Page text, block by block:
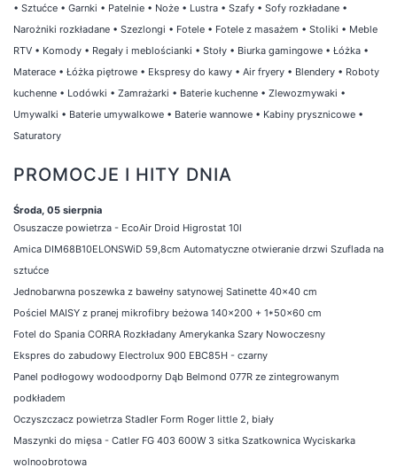
• Sztućce • Garnki • Patelnie • Noże • Lustra • Szafy • Sofy rozkładane •
Narożniki rozkładane • Szezlongi • Fotele • Fotele z masażem • Stoliki • Meble
RTV • Komody • Regały i meblościanki • Stoły • Biurka gamingowe • Łóżka •
Materace • Łóżka piętrowe • Ekspresy do kawy • Air fryery • Blendery • Roboty
kuchenne • Lodówki • Zamrażarki • Baterie kuchenne • Zlewozmywaki •
Umywalki • Baterie umywalkowe • Baterie wannowe • Kabiny prysznicowe •
Saturatory
PROMOCJE I HITY DNIA
Środa, 05 sierpnia
Osuszacze powietrza - EcoAir Droid Higrostat 10l
Amica DIM68B10ELONSWiD 59,8cm Automatyczne otwieranie drzwi Szuflada na
sztućce
Jednobarwna poszewka z bawełny satynowej Satinette 40x40 cm
Pościel MAISY z pranej mikrofibry beżowa 140x200 + 1*50x60 cm
Fotel do Spania CORRA Rozkładany Amerykanka Szary Nowoczesny
Ekspres do zabudowy Electrolux 900 EBC85H - czarny
Panel podłogowy wodoodporny Dąb Belmond 077R ze zintegrowanym
podkładem
Oczyszczacz powietrza Stadler Form Roger little 2, biały
Maszynki do mięsa - Catler FG 403 600W 3 sitka Szatkownica Wyciskarka
wolnoobrotowa